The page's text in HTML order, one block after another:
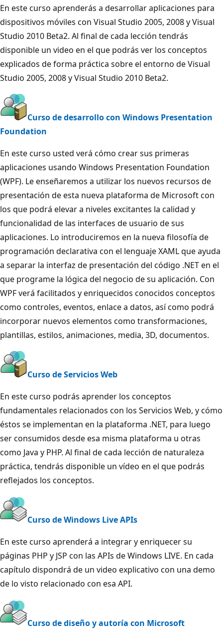
En este curso aprenderás a desarrollar aplicaciones para
dispositivos móviles con Visual Studio 2005, 2008 y Visual
Studio 2010 Beta2. Al final de cada lección tendrás
disponible un video en el que podrás ver los conceptos
explicados de forma práctica sobre el entorno de Visual
Studio 2005, 2008 y Visual Studio 2010 Beta2.
Curso de desarrollo con Windows Presentation
Foundation
En este curso usted verá cómo crear sus primeras
aplicaciones usando Windows Presentation Foundation
(WPF). Le enseñaremos a utilizar los nuevos recursos de
presentación de esta nueva plataforma de Microsoft con
los que podrá elevar a niveles excitantes la calidad y
funcionalidad de las interfaces de usuario de sus
aplicaciones. Lo introduciremos en la nueva filosofía de
programación declarativa con el lenguaje XAML que ayuda
a separar la interfaz de presentación del código .NET en el
que programe la lógica del negocio de su aplicación. Con
WPF verá facilitados y enriquecidos conocidos conceptos
como controles, eventos, enlace a datos, así como podrá
incorporar nuevos elementos como transformaciones,
plantillas, estilos, animaciones, media, 3D, documentos.
Curso de Servicios Web
En este curso podrás aprender los conceptos
fundamentales relacionados con los Servicios Web, y cómo
éstos se implementan en la plataforma .NET, para luego
ser consumidos desde esa misma plataforma u otras
como Java y PHP. Al final de cada lección de naturaleza
práctica, tendrás disponible un vídeo en el que podrás
reflejados los conceptos.
Curso de Windows Live APIs
En este curso aprenderá a integrar y enriquecer su
páginas PHP y JSP con las APIs de Windows LIVE. En cada
capítulo dispondrá de un video explicativo con una demo
de lo visto relacionado con esa API.
Curso de diseño y autoría con Microsoft